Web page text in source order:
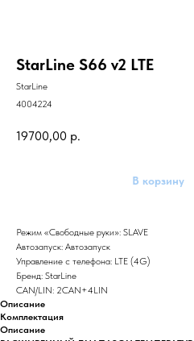
StarLine S66 v2 LTE
StarLine
4004224
19700,00 р.
В корзину
Режим «Свободные руки»: SLAVE
Автозапуск: Автозапуск
Управление с телефона: LTE (4G)
Бренд: StarLine
CAN/LIN: 2CAN+4LIN
Описание
Комплектация
Описание